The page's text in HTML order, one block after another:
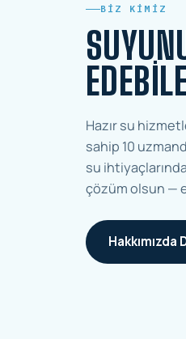
BIZ KIMIZ
Hazır su
sahip 10
su
çözüm olsun —
Hakkımızda